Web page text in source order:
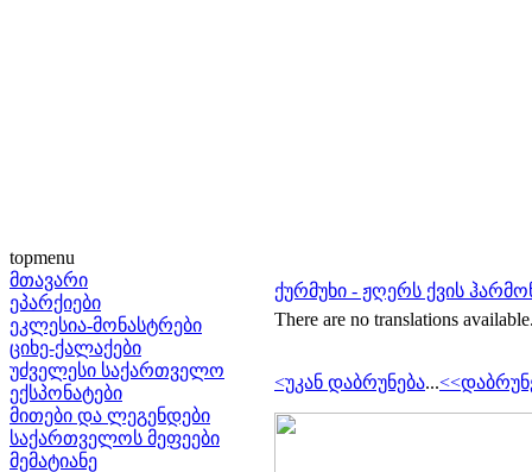
topmenu
მთავარი
ეპარქიები
ეკლესია-მონასტრები
ციხე-ქალაქები
უძველესი საქართველო
ექსპონატები
მითები და ლეგენდები
საქართველოს მეფეები
მემატიანე
ქურმუხი - ჟღერს ქვის
There are no translations
<უკან დაბრუნება...